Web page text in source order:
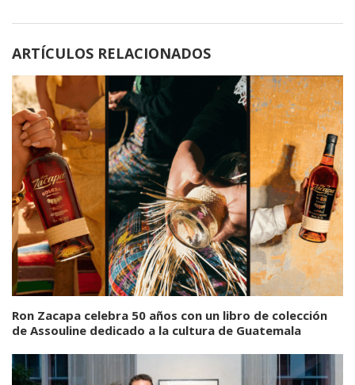
ARTÍCULOS RELACIONADOS
Ron Zacapa celebra 50 años con un libro de colección
de Assouline dedicado a la cultura de Guatemala